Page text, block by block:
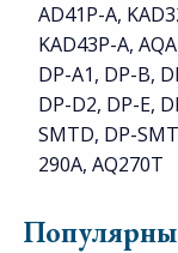
AD41P-A,
KAD43P-A,
DP-A1, DP-B,
DP-D2, DP-E,
SMTD, DP-
290A, AQ270T